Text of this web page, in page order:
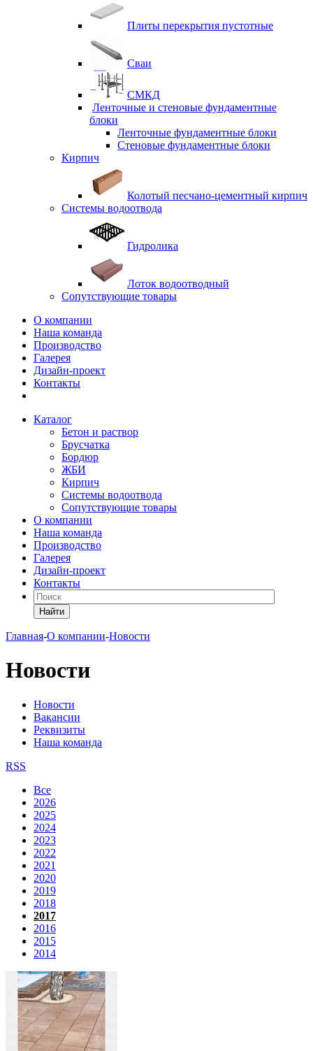
Плиты перекрытия пустотные
Сваи
СМКД
Ленточные и стеновые фундаментные
блоки
Ленточные фундаментные блоки
Стеновые фундаментные блоки
Кирпич
Колотый песчано-цементный кирпич
Системы водоотвода
Гидролика
Лоток водоотводный
Сопутствующие товары
О компании
Наша команда
Производство
Галерея
Дизайн-проект
Контакты
Каталог
Бетон и раствор
Брусчатка
Бордюр
ЖБИ
Кирпич
Системы водоотвода
Сопутствующие товары
О компании
Наша команда
Производство
Галерея
Дизайн-проект
Контакты
Найти
Главная-О компании-Новости
Новости
Новости
Вакансии
Реквизиты
Наша команда
RSS
Все
2026
2025
2024
2023
2022
2021
2020
2019
2018
2017
2016
2015
2014